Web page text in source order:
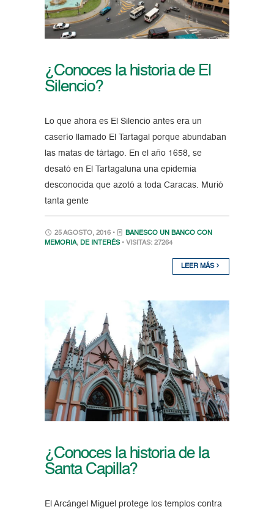
¿Conoces la historia de El
Silencio?
Lo que ahora es El Silencio antes era un
caserío llamado El Tartagal porque abundaban
las matas de tártago. En el año 1658, se
desató en El Tartagaluna una epidemia
desconocida que azotó a toda Caracas. Murió
tanta gente
25 AGOSTO, 2016 •
BANESCO UN BANCO CON
MEMORIA, DE INTERÉS • VISITAS: 27264
LEER MÁS
¿Conoces la historia de la
Santa Capilla?
El Arcángel Miguel protege los templos contra